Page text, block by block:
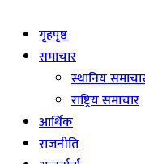
गृहपृष्ठ
समाचार
स्थानिय
राष्ट्रिय समाचार
आर्थिक
राजनीति